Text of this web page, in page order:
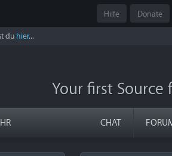
Hilfe Donate
du hier...
Your first Source
CHAT